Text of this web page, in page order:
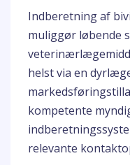
Indberetning af
muliggør løbende
helst via en
kompetente
relevante